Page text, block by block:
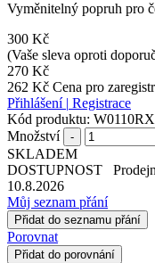
Vyměnitelný popruh pro
300 Kč
(Vaše sleva oproti
270 Kč
262 Kč Cena pro
Přihlášení | Registrace
Kód produktu:
Množství
-
SKLADEM
DOSTUPNOST
10.8.2026
Můj seznam přání
Přidat do seznamu přání
Porovnat
Přidat do porovnání